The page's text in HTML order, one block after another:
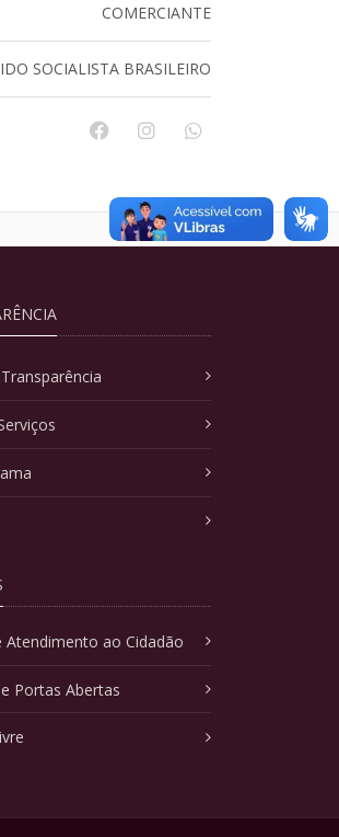
COMERCIANTE
SOCIALISTA BRASILEIRO
Atendimento ao Cidadão
Portas Abertas